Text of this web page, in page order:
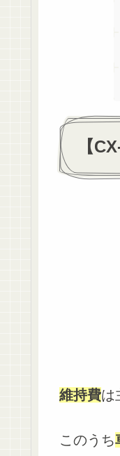
【
維持費は
このうち